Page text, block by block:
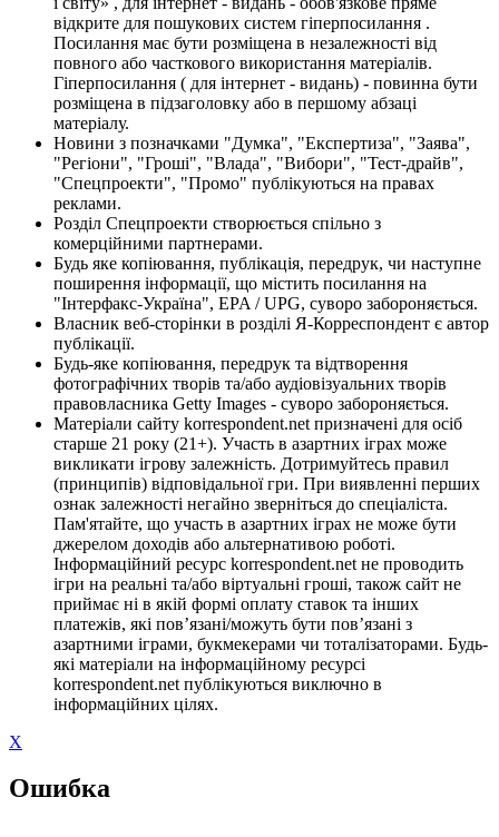
відкрите для пошукових систем гіперпосилання .
Посилання має бути розміщена в незалежності від
повного або часткового використання матеріалів.
Гіперпосилання ( для інтернет - видань) - повинна бути
розміщена в підзаголовку або в першому абзаці
матеріалу.
Новини з позначками "Думка", "Експертиза", "Заява",
"Регіони", "Гроші", "Влада", "Вибори", "Тест-драйв",
"Спецпроекти", "Промо" публікуються на правах
реклами.
Розділ Спецпроекти створюється спільно з
комерційними партнерами.
Будь яке копіювання, публікація, передрук, чи наступне
поширення інформації, що містить посилання на
"Інтерфакс-Україна", EPA / UPG, суворо забороняється.
Власник веб-сторінки в розділі Я-Корреспондент є автор
публікації.
Будь-яке копіювання, передрук та відтворення
фотографічних творів та/або аудіовізуальних творів
правовласника Getty Images - суворо забороняється.
Матеріали сайту korrespondent.net призначені для осіб
старше 21 року (21+). Участь в азартних іграх може
викликати ігрову залежність. Дотримуйтесь правил
(принципів) відповідальної гри. При виявленні перших
ознак залежності негайно зверніться до спеціаліста.
Пам'ятайте, що участь в азартних іграх не може бути
джерелом доходів або альтернативою роботі.
Інформаційний ресурс korrespondent.net не проводить
ігри на реальні та/або віртуальні гроші, також сайт не
приймає ні в якій формі оплату ставок та інших
платежів, які пов’язані/можуть бути пов’язані з
азартними іграми, букмекерами чи тоталізаторами. Будь-
які матеріали на інформаційному ресурсі
korrespondent.net публікуються виключно в
інформаційних цілях.
X
Ошибка